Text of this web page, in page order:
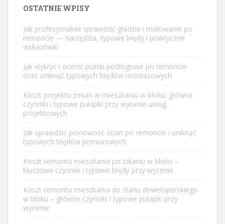
OSTATNIE WPISY
Jak profesjonalnie sprawdzić gładzie i malowanie po
remoncie — narzędzia, typowe błędy i praktyczne
wskazówki
Jak wykryć i ocenić pustki podłogowe po remoncie
oraz uniknąć typowych błędów montażowych
Koszt projektu zmian w mieszkaniu w bloku: główne
czynniki i typowe pułapki przy wycenie usług
projektowych
Jak sprawdzić pionowość ścian po remoncie i uniknąć
typowych błędów pomiarowych
Koszt remontu mieszkania po zalaniu w bloku –
kluczowe czynniki i typowe błędy przy wycenie
Koszt remontu mieszkania do stanu deweloperskiego
w bloku – główne czynniki i typowe pułapki przy
wycenie